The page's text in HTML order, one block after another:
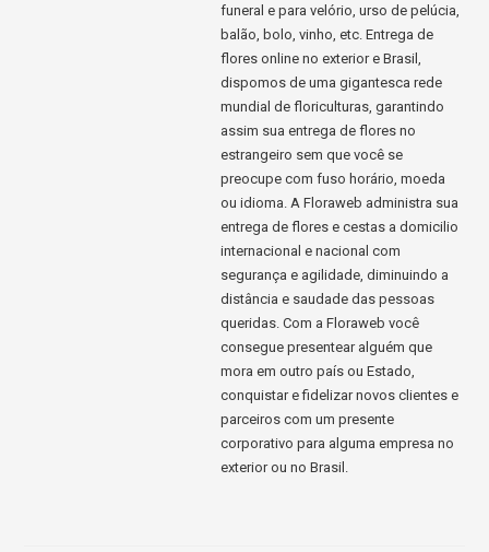
funeral e para velório, urso de pelúcia,
balão, bolo, vinho, etc. Entrega de
flores online no exterior e Brasil,
dispomos de uma gigantesca rede
mundial de floriculturas, garantindo
assim sua entrega de flores no
estrangeiro sem que você se
preocupe com fuso horário, moeda
ou idioma. A Floraweb administra sua
entrega de flores e cestas a domicilio
internacional e nacional com
segurança e agilidade, diminuindo a
distância e saudade das pessoas
queridas. Com a Floraweb você
consegue presentear alguém que
mora em outro país ou Estado,
conquistar e fidelizar novos clientes e
parceiros com um presente
corporativo para alguma empresa no
exterior ou no Brasil.